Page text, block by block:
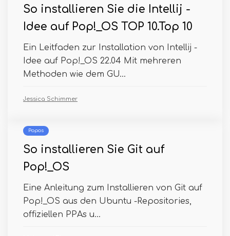
So installieren Sie die Intellij -
Idee auf Pop!_OS TOP 10.Top 10
Ein Leitfaden zur Installation von Intellij -
Idee auf Pop!_OS 22.04 Mit mehreren
Methoden wie dem GU...
Jessica Schimmer
Popos
So installieren Sie Git auf
Pop!_OS
Eine Anleitung zum Installieren von Git auf
Pop!_OS aus den Ubuntu -Repositories,
offiziellen PPAs u...